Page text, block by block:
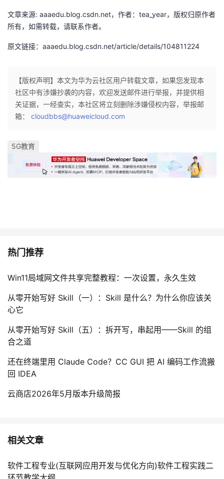
动
关
注
的
开
者
学
堂
我
藏
我
的
我
支
持
的
持
我
建
议
文章来源: aaaedu.blog.csdn.net，作者：tea_year，版权归原作者
所有，如需转载，请联系作者。
原文链接：aaaedu.blog.csdn.net/article/details/104811224
【版权声明】本文为华为云社区用户转载文章，如果您发现本
社区中有涉嫌抄袭的内容，欢迎发送邮件进行举报，并提供相
关证据，一经查实，本社区将立刻删除涉嫌侵权内容，举报邮
箱： cloudbbs@huaweicloud.com
5G教育
热门推荐
Win11局域网文件共享完整教程：一次设置，永久生效
从零开始写好 Skill（一）：Skill 是什么？为什么你应该关
心它
从零开始写好 Skill（五）：拆开写，串起用——Skill 的组
合之道
还在终端里用 Claude Code？CC GUI 把 AI 编码工作流搬
回 IDEA
云商店2026年5月版本升级简报
相关文章
软件工程专业(互联网应用开发与优化方向)软件工程实践二